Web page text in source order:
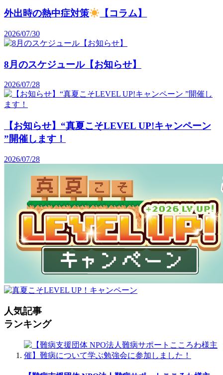
外出時の熱中症対策 【コラム】
2026/07/30
8月のスケジュール【お知らせ】
2026/07/28
【お知らせ】“真夏こそLEVEL UP!キャンペーン
”開催します！
2026/07/28
人気記事
ランキング